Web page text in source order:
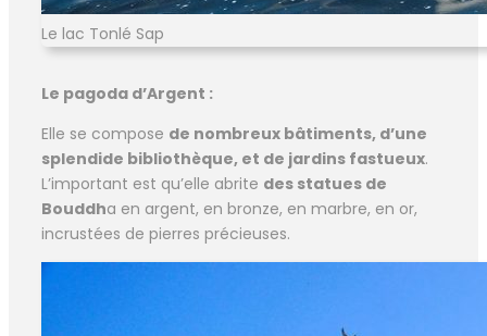
Le lac Tonlé Sap
Le pagoda d’Argent :
Elle se compose de nombreux bâtiments, d’une
splendide bibliothèque, et de jardins fastueux.
L’important est qu’elle abrite des statues de
Bouddha en argent, en bronze, en marbre, en or,
incrustées de pierres précieuses.